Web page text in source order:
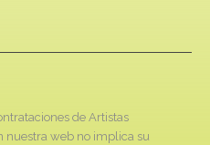
de Artistas
nuestra web no implica su